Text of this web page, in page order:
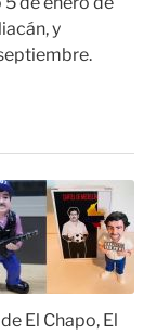
y
El Chapo, El